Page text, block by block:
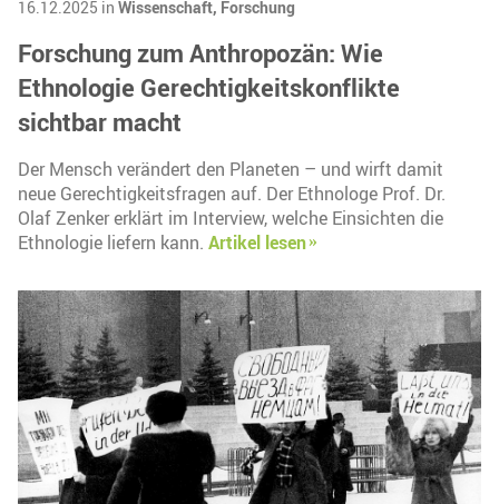
16.12.2025 in Wissenschaft, Forschung
Forschung zum Anthropozän: Wie
Ethnologie Gerechtigkeitskonflikte
sichtbar macht
Der Mensch verändert den Planeten – und wirft damit
neue Gerechtigkeitsfragen auf. Der Ethnologe Prof. Dr.
Olaf Zenker erklärt im Interview, welche Einsichten die
Ethnologie liefern kann. Artikel lesen